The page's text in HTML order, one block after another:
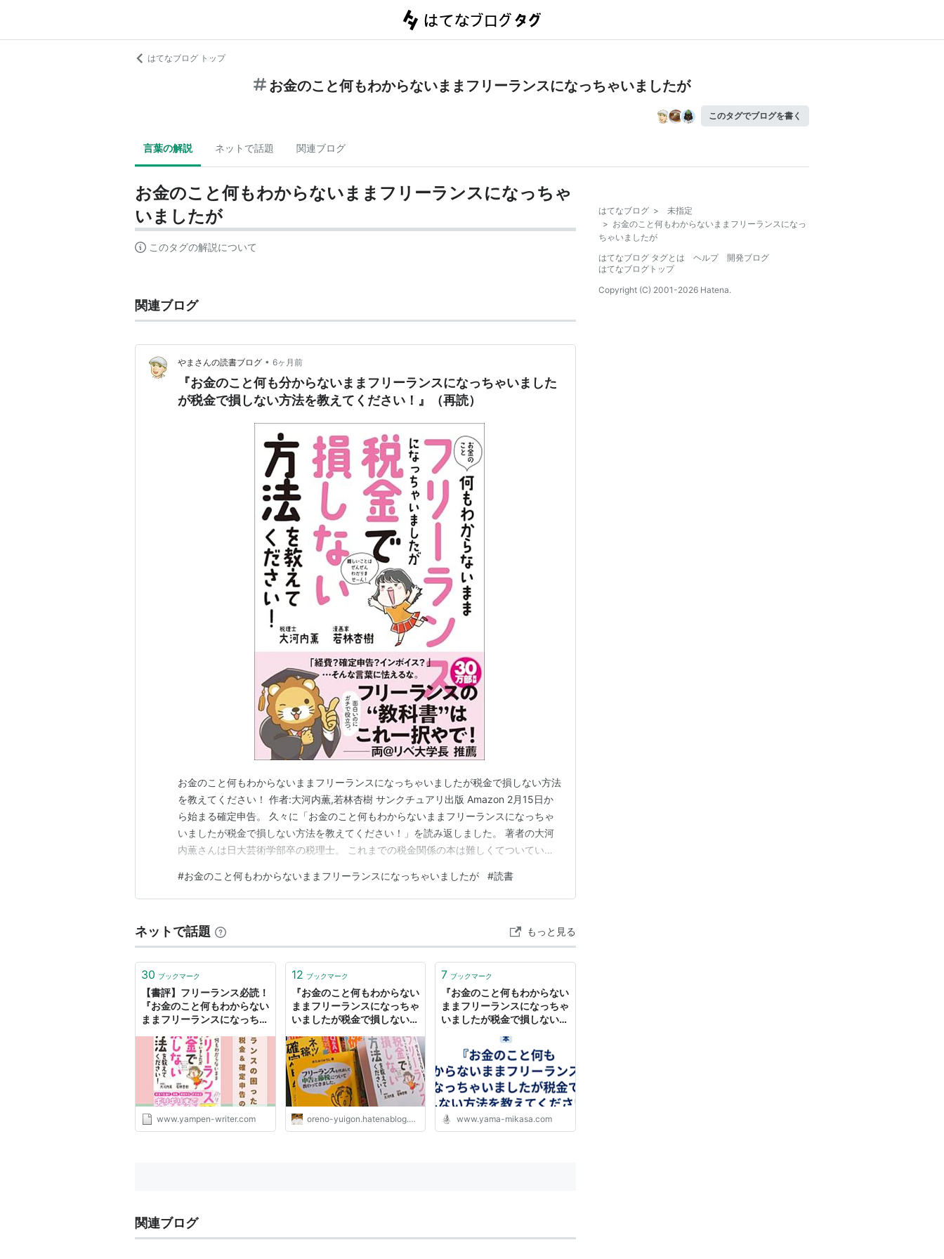
はてなブログ トップ
お金のこと何もわからないままフリーランスになっちゃいましたが
このタグでブログを書く
言葉の解説 ネットで話題 関連ブログ
お金のこと何もわからないままフリーランスになっちゃ
いましたが
このタグの解説について
関連ブログ
やまさんの読書ブログ • 6ヶ月前
『お金のこと何も分からないままフリーランスになっちゃいました
が税金で損しない方法を教えてください！』（再読）
お金のこと何もわからないままフリーランスになっちゃいましたが税金で損しない方法
を教えてください！ 作者:大河内薫,若林杏樹 サンクチュアリ出版 Amazon 2月15日か
ら始まる確定申告。 久々に「お金のこと何もわからないままフリーランスになっちゃ
いましたが税金で損しない方法を教えてください！」を読み返しました。 著者の大河
内薫さんは日大芸術学部卒の税理士。 これまでの税金関係の本は難しくてついていけ
すく解説されてます。 若林杏樹さんが描くマンガが税金の苦手意識を緩和するのにか
なり貢献。 現在30万部突破。 フ…
#お金のこと何もわからないままフリーランスになっちゃいましたが #読書
ネットで話題 もっと見る
30 ブックマーク
【書評】フリーランス必読！
『お金のこと何もわからない
ままフリーランスになっちゃ
法を教えてください！』 -
yampen
www.yampen-writer.com
12 ブックマーク
『お金のこと何もわからない
ままフリーランスになっちゃ
いましたが税金で損しない方
にわかりやすいから、副業に
興味があるサラリーマンは絶
対読むべき - 俺の遺言を聴い
てほしい
oreno-yuigon.hatenablog.com
7 ブックマーク
『お金のこと何もわからない
ままフリーランスになっちゃ
いましたが税金で損しない方
もわかる税のおススメ入門書
- 読書生活
www.yama-mikasa.com
関連ブログ
はてなブログ >
未指定
> お金のこと何もわからないままフリーランスになっ
ちゃいましたが
はてなブログ タグとは
ヘルプ
開発ブログ
はてなブログトップ
Copyright (C) 2001-2026 Hatena.